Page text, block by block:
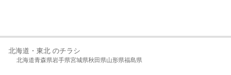
北海道・東北 のチラシ
北海道青森県岩手県宮城県秋田県山形県福島県